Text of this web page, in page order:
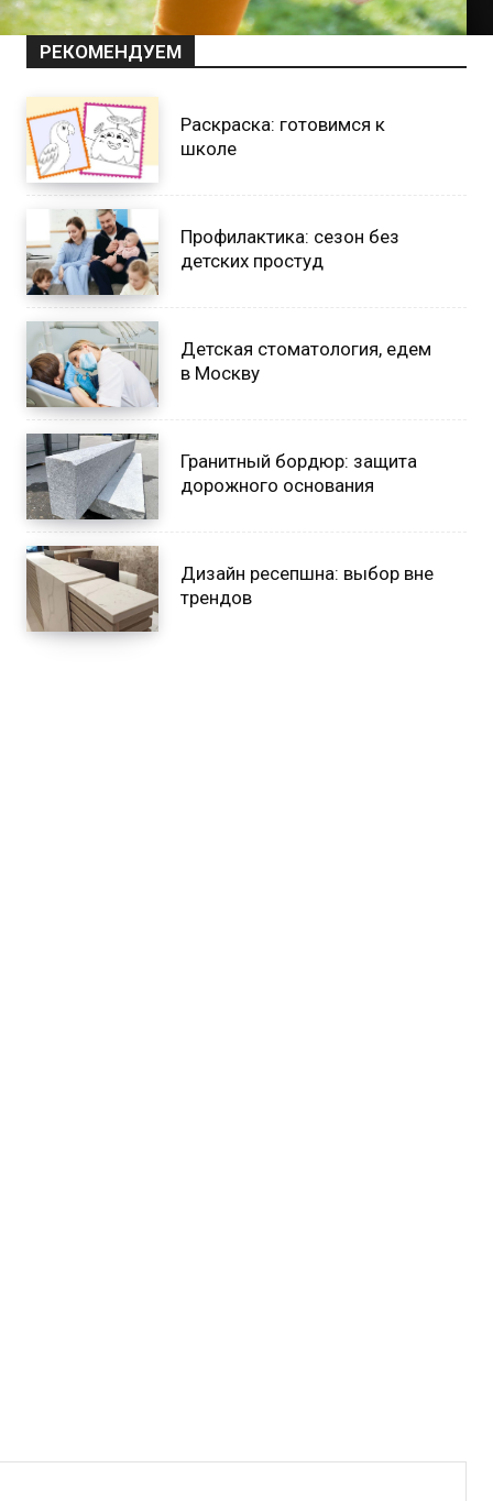
РЕКОМЕНДУЕМ
Раскраска: готовимся к
школе
Профилактика: сезон без
детских простуд
Детская стоматология, едем
в Москву
Гранитный бордюр: защита
дорожного основания
Дизайн ресепшна: выбор вне
трендов